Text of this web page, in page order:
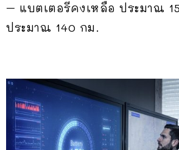
– แบตเตอรี่คงเหลือ ประมาณ
ประมาณ 140 กม.